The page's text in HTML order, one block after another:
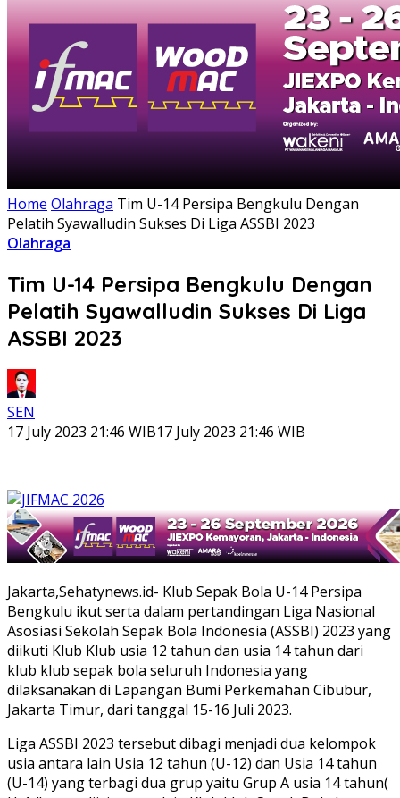
Home Olahraga Tim U-14 Persipa Bengkulu Dengan
Pelatih Syawalludin Sukses Di Liga ASSBI 2023
Olahraga
Tim U-14 Persipa Bengkulu Dengan
Pelatih Syawalludin Sukses Di Liga
ASSBI 2023
SEN
17 July 2023 21:46 WIB17 July 2023 21:46 WIB
Jakarta,Sehatynews.id- Klub Sepak Bola U-14 Persipa
Bengkulu ikut serta dalam pertandingan Liga Nasional
Asosiasi Sekolah Sepak Bola Indonesia (ASSBI) 2023 yang
diikuti Klub Klub usia 12 tahun dan usia 14 tahun dari
klub klub sepak bola seluruh Indonesia yang
dilaksanakan di Lapangan Bumi Perkemahan Cibubur,
Jakarta Timur, dari tanggal 15-16 Juli 2023.
Liga ASSBI 2023 tersebut dibagi menjadi dua kelompok
usia antara lain Usia 12 tahun (U-12) dan Usia 14 tahun
(U-14) yang terbagi dua grup yaitu Grup A usia 14 tahun(